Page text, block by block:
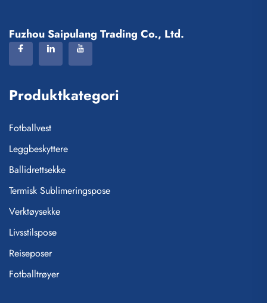
Fuzhou Saipulang Trading Co., Ltd.
Produktkategori
Fotballvest
Leggbeskyttere
Ballidrettsekke
Termisk Sublimeringspose
Verktøysekke
Livsstilspose
Reiseposer
Fotballtrøyer